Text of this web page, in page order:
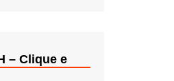
– Clique e